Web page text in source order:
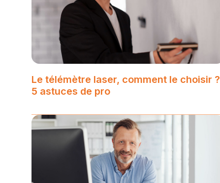
Le télémètre laser, comment le choisir ?
5 astuces de pro